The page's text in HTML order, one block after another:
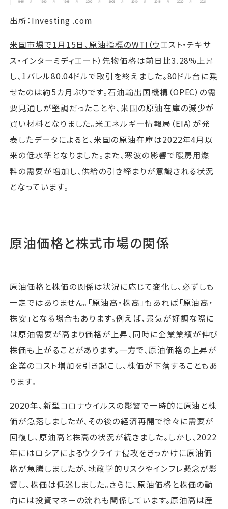
出所：Investing .com
米国市場で1月15日、原油指標のWTI（ウエスト・テキサ
ス・インターミディエート）先物価格は前日比3.28%上昇
し、1バレル80.04ドルで取引を終えました。80ドル台に乗
せたのは約5カ月ぶりです。石油輸出国機構（OPEC）の需
要見通しが堅調だったことや、米国の原油在庫の減少が
買い材料となりました。米エネルギー情報局（EIA）が発
表したデータによると、米国の原油在庫は2022年4月以
来の低水準となりました。また、寒波の影響で暖房用燃
料の需要が増加し、供給の引き締まりが意識される状況
となっています。
原油価格と株式市場の関係
原油価格と株価の関係は状況に応じて変化し、必ずしも
一定ではありません。「原油高・株高」もあれば「原油高・
株安」となる場合もあります。例えば、景気が好調な際に
は原油需要が高まり価格が上昇、同時に企業業績が伸び
株価も上がることがあります。一方で、原油価格の上昇が
企業のコスト増加を引き起こし、株価が下落することもあ
ります。
2020年、新型コロナウイルスの影響で一時的に原油と株
価が急落しましたが、その後の経済再開で徐々に需要が
回復し、原油高と株高の状況が続きました。しかし、2022
年にはロシアによるウクライナ侵攻をきっかけに原油価
格が急騰しましたが、地政学的リスクやインフレ懸念が影
響し、株価は低迷しました。さらに、原油価格と株価の動
向には投資マネーの流れも関係しています。原油高は産